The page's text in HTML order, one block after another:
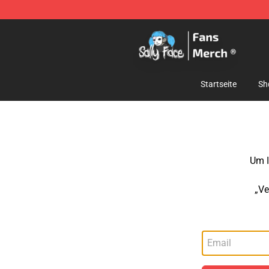
Sally Face Store - Official Sally Face Merchandise Shop
Startseite
Um